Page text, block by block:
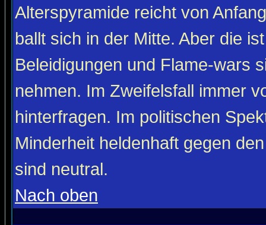
Alterspyramide reicht von
ballt sich in der Mitte. Aber die
Beleidigungen und Flame-wars
nehmen. Im Zweifelsfall immer
hinterfragen. Im politischen
Minderheit heldenhaft gegen
sind neutral.
Nach oben